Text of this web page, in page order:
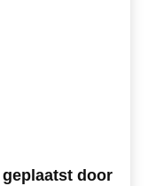
geplaatst door